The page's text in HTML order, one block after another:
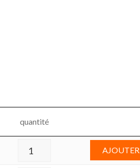
quantité
AJOUTER